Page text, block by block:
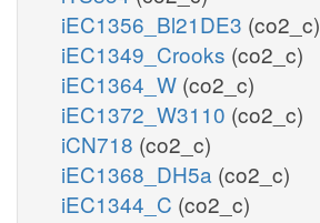
iEC1356_Bl21DE3 (co2_c)
iEC1349_Crooks (co2_c)
iEC1364_W (co2_c)
iEC1372_W3110 (co2_c)
iCN718 (co2_c)
iEC1368_DH5a (co2_c)
iEC1344_C (co2_c)